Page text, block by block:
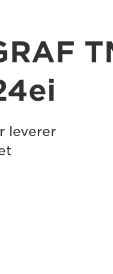
leverer